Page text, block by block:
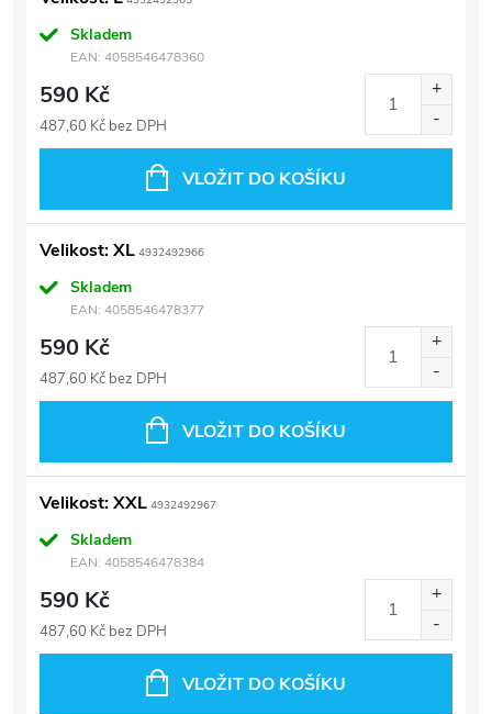
Skladem
EAN: 4058546478360
590 Kč
487,60 Kč bez DPH
VLOŽIT DO KOŠÍKU
Velikost: XL 4932492966
Skladem
EAN: 4058546478377
590 Kč
487,60 Kč bez DPH
VLOŽIT DO KOŠÍKU
Velikost: XXL 4932492967
Skladem
EAN: 4058546478384
590 Kč
487,60 Kč bez DPH
VLOŽIT DO KOŠÍKU